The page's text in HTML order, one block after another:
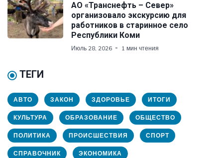
АО «Транснефть – Север»
организовало экскурсию для
работников в старинное село
Республики Коми
Июль 28, 2026 1 мин чтения
ТЕГИ
АВТО ЗАКОН ЗДОРОВЬЕ ИТОГИ
КУЛЬТУРА ОБРАЗОВАНИЕ ОБЩЕСТВО
ПОЛИТИКА ПРОИСШЕСТВИЯ СПОРТ
СПРАВОЧНИК ЭКОНОМИКА